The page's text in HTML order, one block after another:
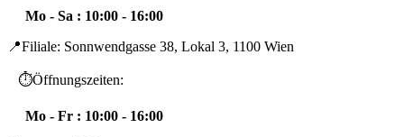
Mo - Sa : 10:00 - 16:00
📍Filiale: Sonnwendgasse 38, Lokal 3, 1100 Wien
⏱️Öffnungszeiten:
Mo - Fr : 10:00 - 16:00